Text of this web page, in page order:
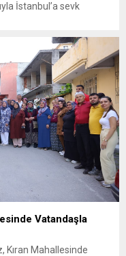
İstanbul’a sevk
Vatandaşla
Kıran Mahallesinde